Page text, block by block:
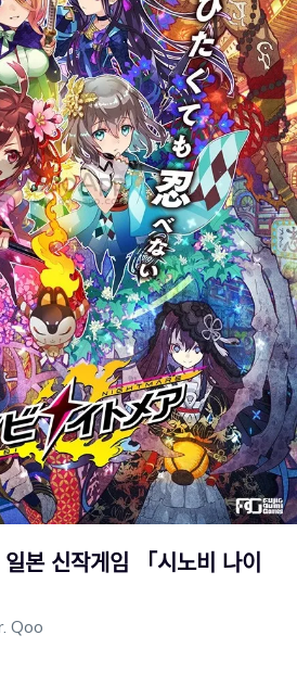
본 신작게임 「시노비 나이
Qoo